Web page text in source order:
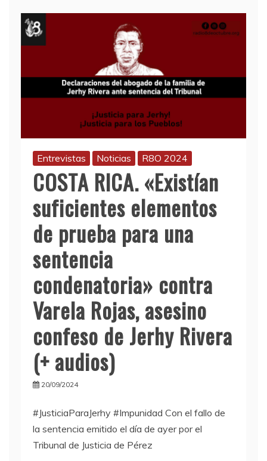
Entrevistas Noticias R8O 2024
COSTA RICA. «Existían
suficientes elementos
de prueba para una
sentencia
condenatoria» contra
Varela Rojas, asesino
confeso de Jerhy Rivera
(+ audios)
20/09/2024
#JusticiaParaJerhy #Impunidad Con el fallo de
la sentencia emitido el día de ayer por el
Tribunal de Justicia de Pérez